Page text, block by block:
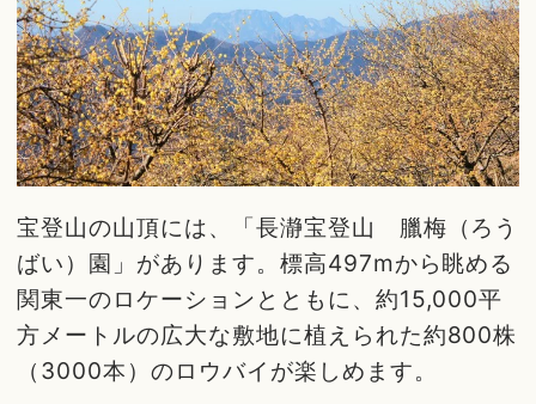
宝登山の山頂には、「長瀞宝登山 臘梅（ろう
ばい）園」があります。標高497mから眺める
関東一のロケーションとともに、約15,000平
方メートルの広大な敷地に植えられた約800株
（3000本）のロウバイが楽しめます。